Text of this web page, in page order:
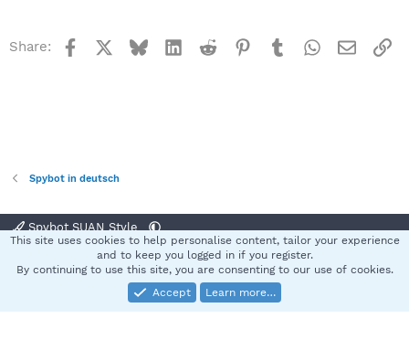
Share: Facebook BlueskyLinkedInReddit Pinterest
TumblrWhatsApp
Email
Spybot in deutsch
Spybot SUAN Style
Terms and rules Privacy policy Help
S
Community platform by XenForo® © 2010-2025 XenForo Ltd.
This site uses cookies to help personalise content, tailor your experience
and to keep you logged in if you register.
By continuing to use this site, you are consenting to our use of cookies.
Accept
Learn more…